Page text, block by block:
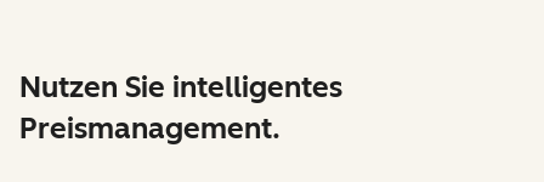
Nutzen Sie intelligentes
Preismanagement.